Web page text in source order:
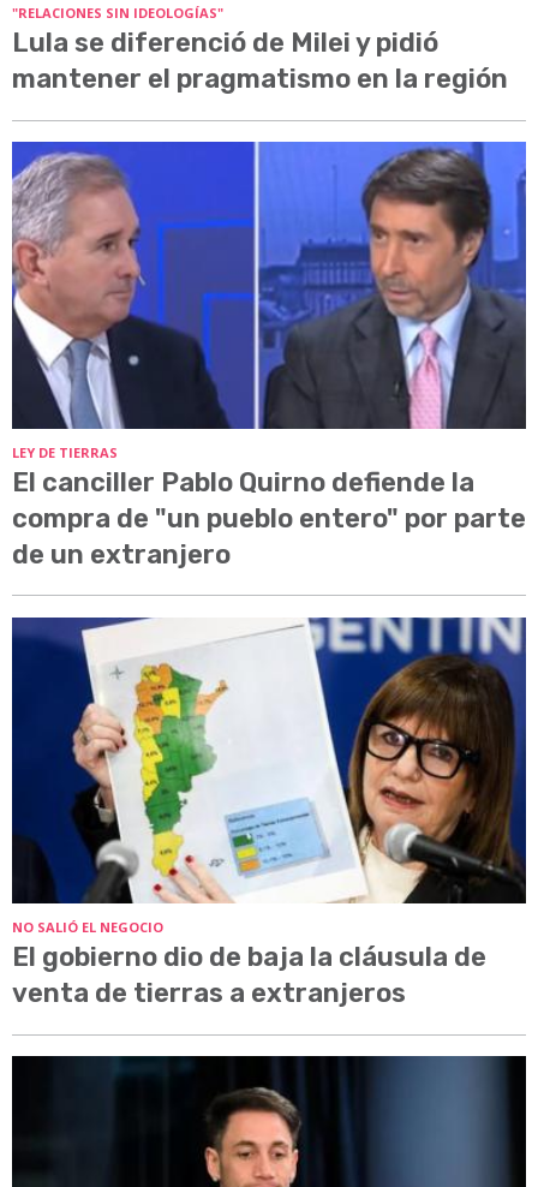
"RELACIONES SIN IDEOLOGÍAS"
Lula se diferenció de Milei y pidió
mantener el pragmatismo en la región
LEY DE TIERRAS
El canciller Pablo Quirno defiende la
compra de "un pueblo entero" por parte
de un extranjero
NO SALIÓ EL NEGOCIO
El gobierno dio de baja la cláusula de
venta de tierras a extranjeros